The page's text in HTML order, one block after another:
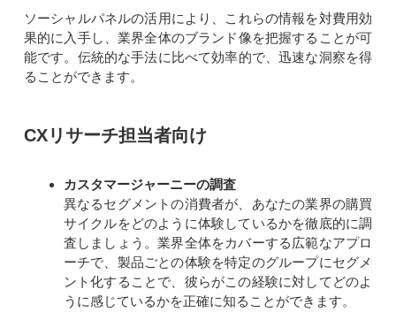
ソーシャルパネルの活用により、これらの情報を対費用効
果的に入手し、業界全体のブランド像を把握することが可
能です。伝統的な手法に比べて効率的で、迅速な洞察を得
ることができます。
CXリサーチ担当者向け
カスタマージャーニーの調査
異なるセグメントの消費者が、あなたの業界の購買
サイクルをどのように体験しているかを徹底的に調
査しましょう。業界全体をカバーする広範なアプロ
ーチで、製品ごとの体験を特定のグループにセグメ
ント化することで、彼らがこの経験に対してどのよ
うに感じているかを正確に知ることができます。